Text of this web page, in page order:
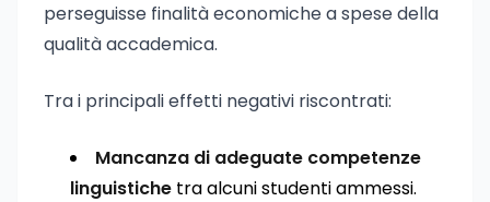
perseguisse finalità economiche a spese della
qualità accademica.
Tra i principali effetti negativi riscontrati:
Mancanza di adeguate competenze
linguistiche tra alcuni studenti ammessi.